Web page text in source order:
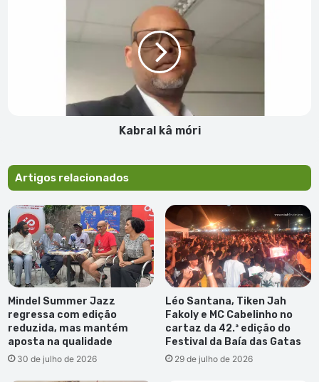
Kabral kâ móri
Artigos relacionados
Mindel Summer Jazz
regressa com edição
reduzida, mas mantém
aposta na qualidade
30 de julho de 2026
Léo Santana, Tiken Jah
Fakoly e MC Cabelinho no
cartaz da 42.ª edição do
Festival da Baía das Gatas
29 de julho de 2026